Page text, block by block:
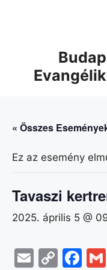
« Összes
Ez az esemény
Tavaszi
2025. április 5 @
E C F